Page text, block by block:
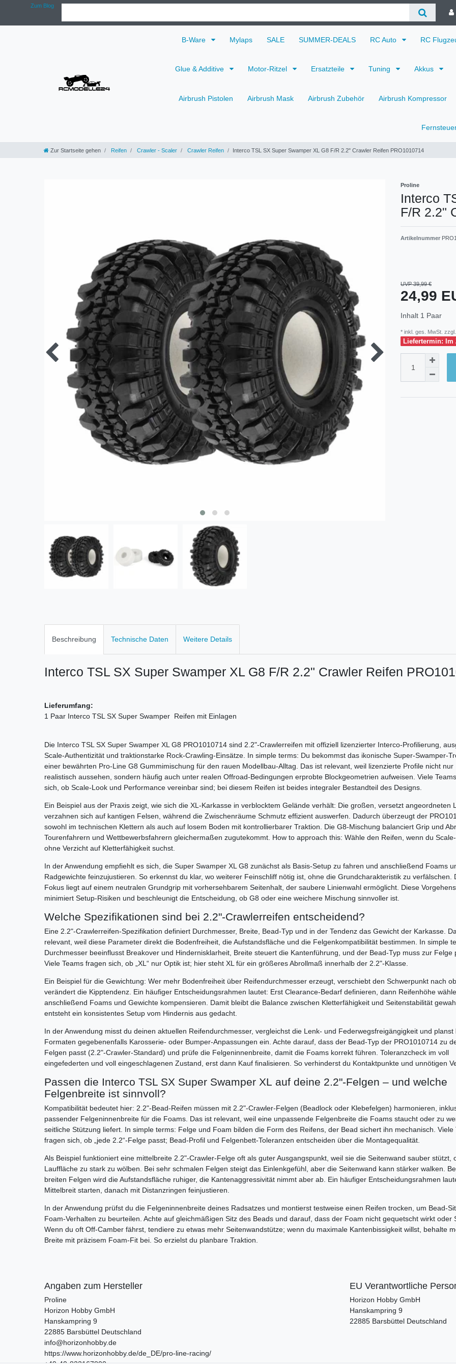
Zum Blog
B-Ware Mylaps SALE SUMMER-DEALS RC Auto RC
Glue & Additive Motor-Ritzel Ersatzteile Tuning Akkus
Airbrush Pistolen Airbrush Mask Airbrush Zubehör Airbrush Kompressor
Zur Startseite gehen Reifen Crawler - Scaler Crawler Reifen Interco TSL SX Super Swamper XL G8 F/R 2.2" Crawler Reifen PRO1010714
Proline
Interco
F/R 2.2"
Artikelnummer
UVP 39,99 €
24,99
Inhalt 1 Paar
* inkl. ges. MwSt. zzgl.
Liefertermin: Im
Beschreibung Technische Daten Weitere Details
Interco TSL SX Super Swamper XL G8 F/R 2.2" Crawler Reifen
Lieferumfang:
1 Paar Interco TSL SX Super Swamper Reifen mit Einlagen
Die Interco TSL SX Super Swamper XL G8 PRO1010714 sind 2.2"-Crawlerreifen mit offiziell lizenzierter Interco-Profilierung,
Scale-Authentizität und traktionstarke Rock-Crawling-Einsätze. In simple terms: Du bekommst das ikonische Super-Swamper-
einer bewährten Pro-Line G8 Gummimischung für den rauen Modellbau-Alltag. Das ist relevant, weil lizenzierte Profile nicht nur
realistisch aussehen, sondern häufig auch unter realen Offroad-Bedingungen erprobte Blockgeometrien aufweisen. Viele
sich, ob Scale-Look und Performance vereinbar sind; bei diesem Reifen ist beides integraler Bestandteil des Designs.
Ein Beispiel aus der Praxis zeigt, wie sich die XL-Karkasse in verblocktem Gelände verhält: Die großen, versetzt angeordneten
verzahnen sich auf kantigen Felsen, während die Zwischenräume Schmutz effizient auswerfen. Dadurch überzeugt der
sowohl im technischen Klettern als auch auf losem Boden mit kontrollierbarer Traktion. Die G8-Mischung balanciert Grip und
Tourenfahrern und Wettbewerbsfahrern gleichermaßen zugutekommt. How to approach this: Wähle den Reifen, wenn du
ohne Verzicht auf Kletterfähigkeit suchst.
In der Anwendung empfiehlt es sich, die Super Swamper XL G8 zunächst als Basis-Setup zu fahren und anschließend Foams
Radgewichte feinzujustieren. So erkennst du klar, wo weiterer Feinschliff nötig ist, ohne die Grundcharakteristik zu verfälschen.
Fokus liegt auf einem neutralen Grundgrip mit vorhersehbarem Seitenhalt, der saubere Linienwahl ermöglicht. Diese
minimiert Setup-Risiken und beschleunigt die Entscheidung, ob G8 oder eine weichere Mischung sinnvoller ist.
Welche Spezifikationen sind bei 2.2"-Crawlerreifen entscheidend?
Eine 2.2"-Crawlerreifen-Spezifikation definiert Durchmesser, Breite, Bead-Typ und in der Tendenz das Gewicht der Karkasse.
relevant, weil diese Parameter direkt die Bodenfreiheit, die Aufstandsfläche und die Felgenkompatibilität bestimmen. In simple
Durchmesser beeinflusst Breakover und Hindernisklarheit, Breite steuert die Kantenführung, und der Bead-Typ muss zur Felge
Viele Teams fragen sich, ob „XL“ nur Optik ist; hier steht XL für ein größeres Abrollmaß innerhalb der 2.2"-Klasse.
Ein Beispiel für die Gewichtung: Wer mehr Bodenfreiheit über Reifendurchmesser erzeugt, verschiebt den Schwerpunkt nach
verändert die Kipptendenz. Ein häufiger Entscheidungsrahmen lautet: Erst Clearance-Bedarf definieren, dann Reifenhöhe
anschließend Foams und Gewichte kompensieren. Damit bleibt die Balance zwischen Kletterfähigkeit und Seitenstabilität
entsteht ein konsistentes Setup vom Hindernis aus gedacht.
In der Anwendung misst du deinen aktuellen Reifendurchmesser, vergleichst die Lenk- und Federwegsfreigängigkeit und planst
Formaten gegebenenfalls Karosserie- oder Bumper-Anpassungen ein. Achte darauf, dass der Bead-Typ der PRO1010714 zu
Felgen passt (2.2"-Crawler-Standard) und prüfe die Felgeninnenbreite, damit die Foams korrekt führen. Toleranzcheck im voll
eingefederten und voll eingeschlagenen Zustand, erst dann Kauf finalisieren. So verhinderst du Kontaktpunkte und unnötigen
Passen die Interco TSL SX Super Swamper XL auf deine 2.2"-Felgen – und welche
Felgenbreite ist sinnvoll?
Kompatibilität bedeutet hier: 2.2"-Bead-Reifen müssen mit 2.2"-Crawler-Felgen (Beadlock oder Klebefelgen) harmonieren,
passender Felgeninnenbreite für die Foams. Das ist relevant, weil eine unpassende Felgenbreite die Foams staucht oder zu
seitliche Stützung liefert. In simple terms: Felge und Foam bilden die Form des Reifens, der Bead sichert ihn mechanisch. Viele
fragen sich, ob „jede 2.2“-Felge passt; Bead-Profil und Felgenbett-Toleranzen entscheiden über die Montagequalität.
Als Beispiel funktioniert eine mittelbreite 2.2"-Crawler-Felge oft als guter Ausgangspunkt, weil sie die Seitenwand sauber stützt,
Lauffläche zu stark zu wölben. Bei sehr schmalen Felgen steigt das Einlenkgefühl, aber die Seitenwand kann stärker walken.
breiten Felgen wird die Aufstandsfläche ruhiger, die Kantenaggressivität nimmt aber ab. Ein häufiger Entscheidungsrahmen
Mittelbreit starten, danach mit Distanzringen feinjustieren.
In der Anwendung prüfst du die Felgeninnenbreite deines Radsatzes und montierst testweise einen Reifen trocken, um Bead-
Foam-Verhalten zu beurteilen. Achte auf gleichmäßigen Sitz des Beads und darauf, dass der Foam nicht gequetscht wirkt oder
Wenn du oft Off-Camber fährst, tendiere zu etwas mehr Seitenwandstütze; wenn du maximale Kantenbissigkeit willst, behalte
Breite mit präzisem Foam-Fit bei. So erzielst du planbare Traktion.
Angaben zum Hersteller
Proline
Horizon Hobby GmbH
Hanskampring 9
22885 Barsbüttel Deutschland
info@horizonhobby.de
https://www.horizonhobby.de/de_DE/pro-line-racing/
+49-40-822167800
EU Verantwortliche
Horizon Hobby GmbH
Hanskampring 9
22885 Barsbüttel Deutschland